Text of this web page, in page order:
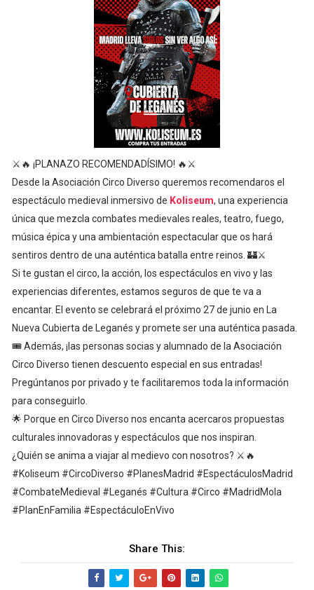
⚔️🔥 ¡PLANAZO RECOMENDADÍSIMO! 🔥⚔️
Desde la Asociación Circo Diverso queremos recomendaros el
espectáculo medieval inmersivo de Koliseum, una experiencia
única que mezcla combates medievales reales, teatro, fuego,
música épica y una ambientación espectacular que os hará
sentiros dentro de una auténtica batalla entre reinos. 🏰⚔️
Si te gustan el circo, la acción, los espectáculos en vivo y las
experiencias diferentes, estamos seguros de que te va a
encantar. El evento se celebrará el próximo 27 de junio en La
Nueva Cubierta de Leganés y promete ser una auténtica pasada.
🎟️ Además, ¡las personas socias y alumnado de la Asociación
Circo Diverso tienen descuento especial en sus entradas!
Pregúntanos por privado y te facilitaremos toda la información
para conseguirlo.
🌟 Porque en Circo Diverso nos encanta acercaros propuestas
culturales innovadoras y espectáculos que nos inspiran.
¿Quién se anima a viajar al medievo con nosotros? ⚔️🔥
#Koliseum #CircoDiverso #PlanesMadrid #EspectáculosMadrid
#CombateMedieval #Leganés #Cultura #Circo #MadridMola
#PlanEnFamilia #EspectáculoEnVivo
Share This: